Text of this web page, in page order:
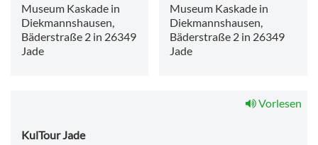
Museum Kaskade in
Diekmannshausen,
Bäderstraße 2 in 26349
Jade
Museum Kaskade in
Diekmannshausen,
Bäderstraße 2 in 26349
Jade
Vorlesen
KulTour Jade